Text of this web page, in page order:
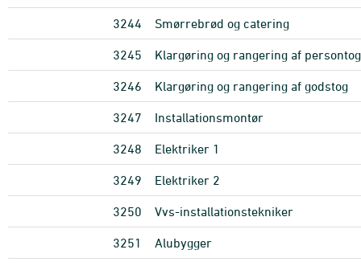
3244 Smørrebrød og catering
3245 Klargøring og rangering af persontog
3246 Klargøring og rangering af godstog
3247 Installationsmontør
3248 Elektriker 1
3249 Elektriker 2
3250 Vvs-installationstekniker
3251 Alubygger